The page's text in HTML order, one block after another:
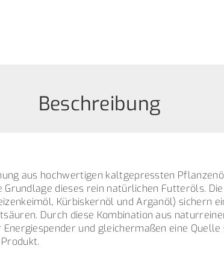
Beschreibung
aus hochwertigen kaltgepressten
dieses rein natürlichen Futteröls.
Kürbiskernöl und Arganöl) sichern
Durch diese Kombination aus
und gleichermaßen eine